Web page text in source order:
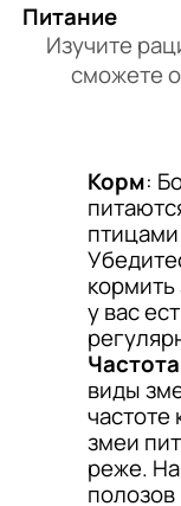
Питание
Изучите
сможете
Корм:
у вас
виды
змеи
реже.